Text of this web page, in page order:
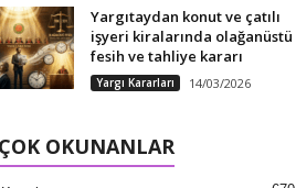
Yargıtaydan konut ve çatılı
işyeri kiralarında olağanüstü
fesih ve tahliye kararı
Yargı Kararları 14/03/2026
OKUNANLAR